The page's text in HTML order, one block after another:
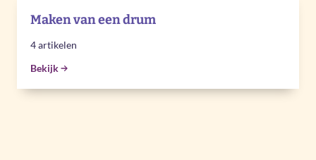
Maken van een drum
4 artikelen
Bekijk